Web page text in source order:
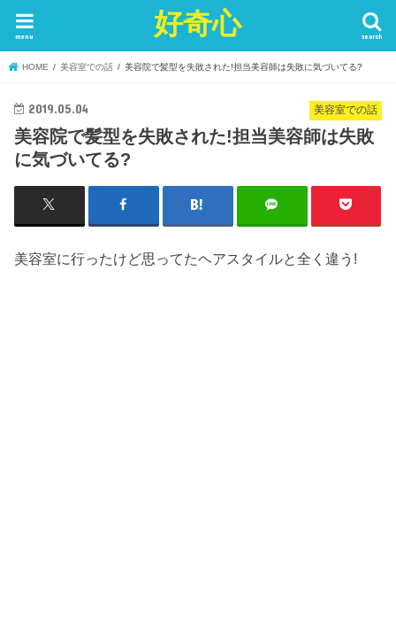
好奇心 search
menu
HOME 美容室での話 美容院で髪型を失敗された!担当美容師は失敗に気づいてる?
美容室での話
2019.05.04
美容院で髪型を失敗された!担当美容師は失敗
に気づいてる?
美容室に行ったけど思ってたヘアスタイルと全く違う!